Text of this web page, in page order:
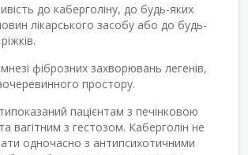
до каберголіну, до будь-яких
лікарського засобу або до будь-
фіброзних захворювань легенів,
простору.
пацієнтам з печінковою
вагітним з гестозом. Каберголін не
одночасно з антипсихотичними